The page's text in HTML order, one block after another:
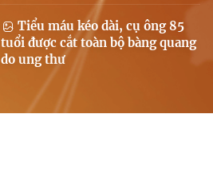
Tiểu máu kéo dài, cụ ông 85
tuổi được cắt toàn bộ bàng quang
do ung thư